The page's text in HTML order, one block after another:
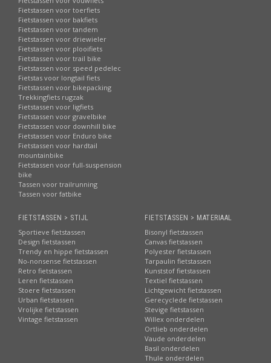
Fietstassen voor toerfiets
Fietstassen voor bakfiets
Fietstassen voor tandem
Fietstassen voor driewieler
Fietstassen voor plooifiets
Fietstassen voor trail bike
Fietstassen voor speed pedelec
Fietstas voor longtail fiets
Fietstassen voor bikepacking
Trekkingfiets rugzak
Fietstassen voor ligfiets
Fietstassen voor gravelbike
Fietstassen voor downhill bike
Fietstassen voor Enduro bike
Fietstassen voor hardtail
mountainbike
Fietstassen voor full-suspension
bike
Tassen voor trailrunning
Tassen voor fatbike
FIETSTASSEN > STIJL
Sportieve fietstassen
Design fietstassen
Trendy en hippe fietstassen
No-nonsense fietstassen
Retro fietstassen
Leren fietstassen
Stoere fietstassen
Urban fietstassen
Vrolijke fietstassen
Vintage fietstassen
FIETSTASSEN > MATERIAAL
Bisonyl fietstassen
Canvas fietstassen
Polyester fietstassen
Tarpaulin fietstassen
Kunststof fietstassen
Textiel fietstassen
Lichtgewicht fietstassen
Gerecyclede fietstassen
Stevige fietstassen
Willex onderdelen
Ortlieb onderdelen
Vaude onderdelen
Basil onderdelen
Thule onderdelen